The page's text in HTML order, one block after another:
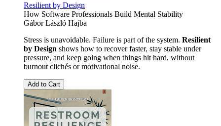
Resilient by Design
How Software Professionals Build Mental Stability
Gábor László Hajba
Stress is unavoidable. Failure is part of the system. Resilient
by Design shows how to recover faster, stay stable under
pressure, and keep going when things hit hard, without
burnout clichés or motivational noise.
Add to Cart